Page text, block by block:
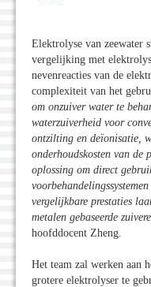
Elektrolyse van zeewater
vergelijking met
nevenreacties van de
complexiteit van het
om onzuiver water te
waterzuiverheid voor
ontzilting en deïonisatie,
onderhoudskosten van de
oplossing om direct
vergelijkbare prestaties
metalen gebaseerde
hoofddocent Zheng.
Het team zal werken aan
grotere elektrolyser te